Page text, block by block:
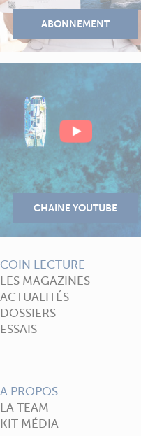
COIN LECTURE
LES MAGAZINES
ACTUALITÉS
DOSSIERS
ESSAIS
A PROPOS
LA TEAM
KIT MÉDIA